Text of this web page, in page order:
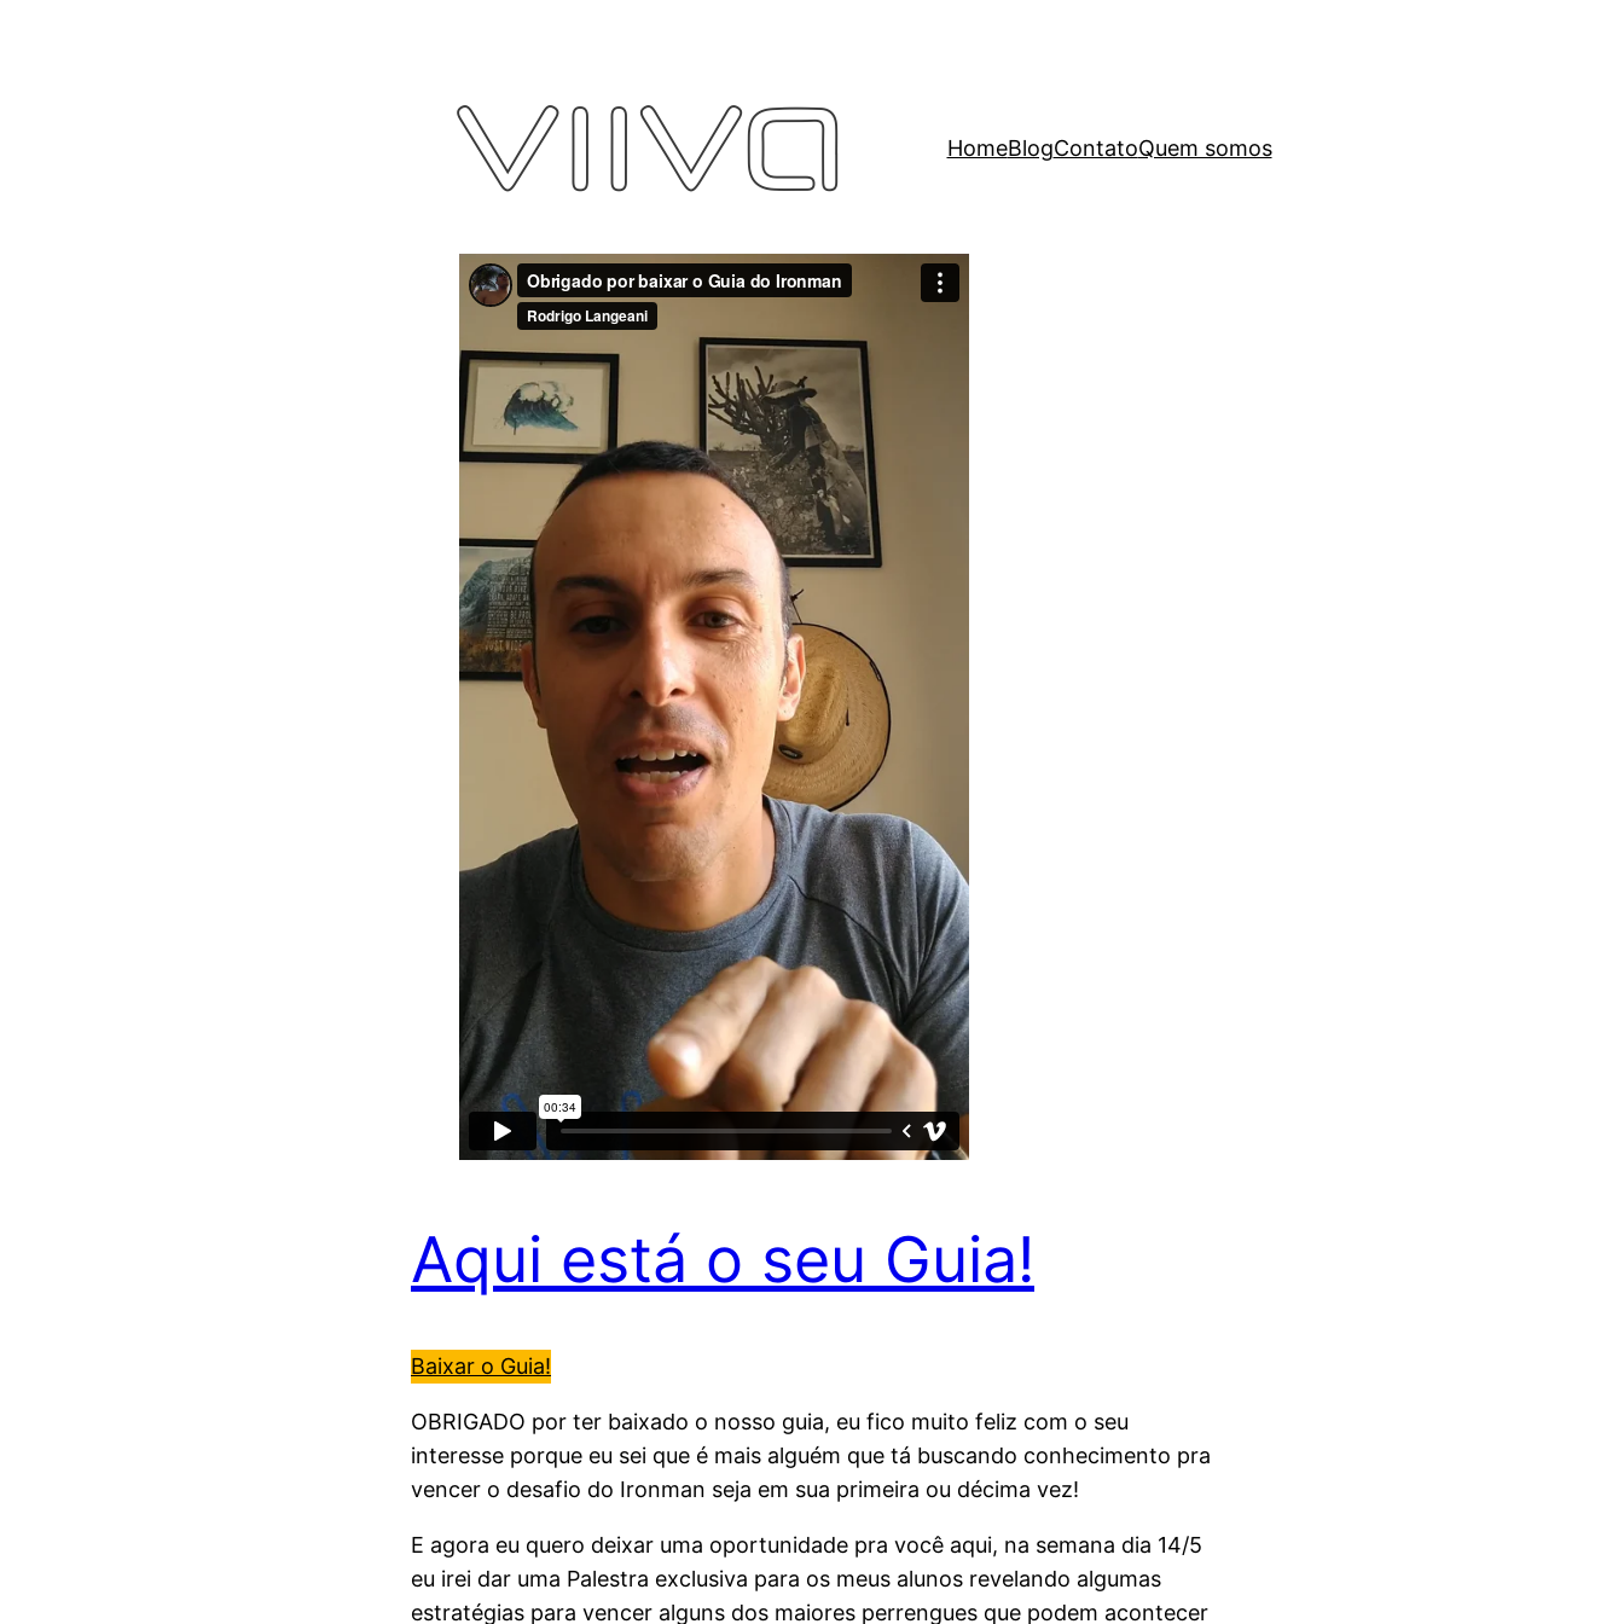
HomeBlogContatoQuem somos
Aqui está o seu Guia!
Baixar o Guia!
OBRIGADO por ter baixado o nosso guia, eu fico muito feliz com o seu
interesse porque eu sei que é mais alguém que tá buscando conhecimento pra
vencer o desafio do Ironman seja em sua primeira ou décima vez!
E agora eu quero deixar uma oportunidade pra você aqui, na semana dia 14/5
eu irei dar uma Palestra exclusiva para os meus alunos revelando algumas
estratégias para vencer alguns dos maiores perrengues que podem acontecer